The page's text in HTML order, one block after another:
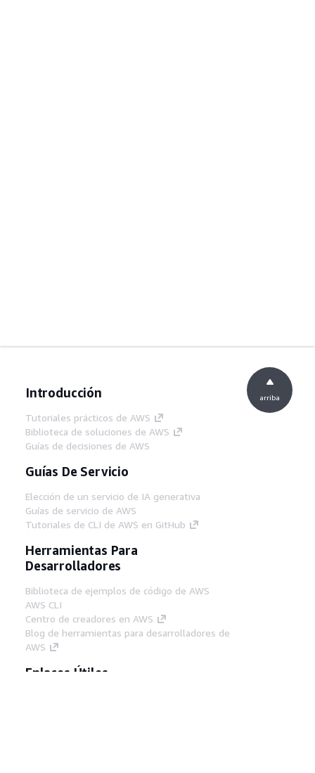
Introducción
Tutoriales prácticos de AWS
Biblioteca de soluciones de AWS
Guías de decisiones de AWS
Guías De Servicio
Elección de un servicio de IA generativa
Guías de servicio de AWS
Tutoriales de CLI de AWS en GitHub
Herramientas Para
Desarrolladores
Biblioteca de ejemplos de código de AWS
AWS CLI
Centro de creadores en AWS
Blog de herramientas para desarrolladores de
AWS
Enlaces Útiles
arriba